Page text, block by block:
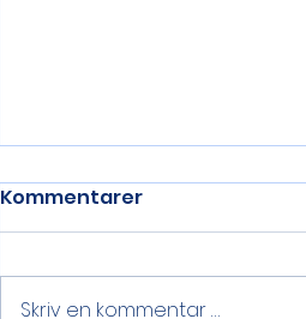
Kommentarer
Skriv en kommentar …